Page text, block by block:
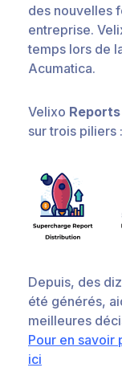
des nouvelles
entreprise.
temps lors de
Acumatica.
Velixo
sur trois piliers :
Depuis, des
été générés,
meilleures
Pour en savoir
ici